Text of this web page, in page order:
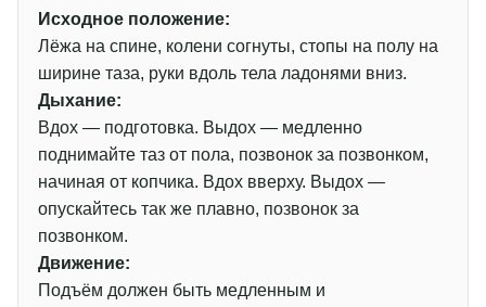
Исходное положение:
Лёжа на спине, колени согнуты, стопы на полу на
ширине таза, руки вдоль тела ладонями вниз.
Дыхание:
Вдох — подготовка. Выдох — медленно
поднимайте таз от пола, позвонок за позвонком,
начиная от копчика. Вдох вверху. Выдох —
опускайтесь так же плавно, позвонок за
позвонком.
Движение:
Подъём должен быть медленным и